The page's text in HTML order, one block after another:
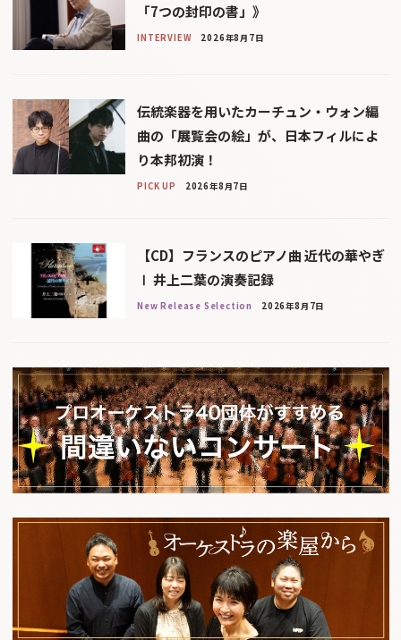
「7つの封印の書」》
INTERVIEW 2026年8月7日
伝統楽器を用いたカーチュン・ウォン編
曲の「展覧会の絵」が、日本フィルによ
り本邦初演！
PICK UP 2026年8月7日
【CD】フランスのピアノ曲 近代の華やぎ
Ⅰ 井上二葉の演奏記録
New Release Selection 2026年8月7日